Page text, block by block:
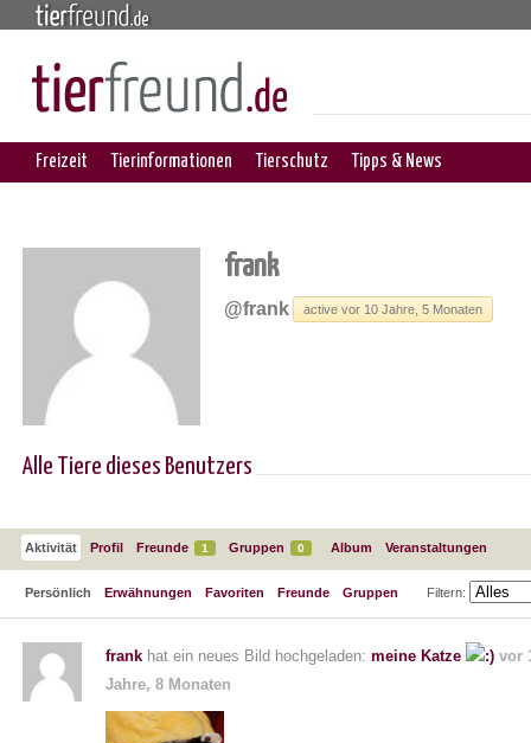
Freizeit Tierinformationen Tierschutz Tipps & News
frank
@frank active vor 10 Jahre, 5 Monaten
Alle Tiere dieses Benutzers
Aktivität Profil Freunde 1 Gruppen 0 Album Veranstaltungen
Persönlich Erwähnungen Favoriten Freunde Gruppen Filtern:
frank hat ein neues Bild hochgeladen: meine Katze
vor
Jahre, 8 Monaten